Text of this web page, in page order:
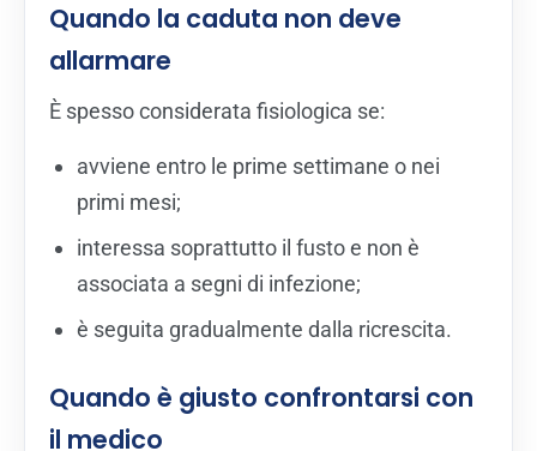
Quando la caduta non deve
allarmare
È spesso considerata fisiologica se:
avviene entro le prime settimane o nei
primi mesi;
interessa soprattutto il fusto e non è
associata a segni di infezione;
è seguita gradualmente dalla ricrescita.
Quando è giusto confrontarsi con
il medico